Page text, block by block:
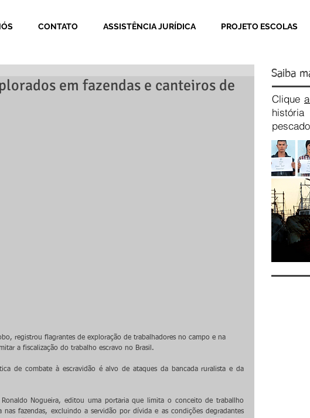
CONTATO ASSISTÊNCIA JURÍDICA PROJETO ESCOLAS
em fazendas e canteiros de
a fiscalização do trabalho escravo no Brasil.
de combate à escravidão é alvo de ataques da bancada ruralista e da
Ronaldo Nogueira, editou uma portaria que limita o conceito de traballho
nas fazendas, excluindo a servidão por dívida e as condições degradantes
Saiba
Clique
Recent